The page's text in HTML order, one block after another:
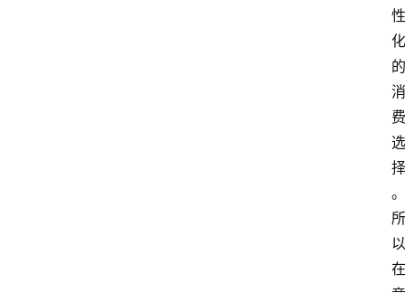
性
化
的
消
费
选
择
。
所
以
在